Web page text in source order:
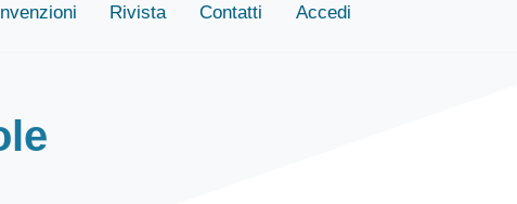
Rivista Contatti Accedi